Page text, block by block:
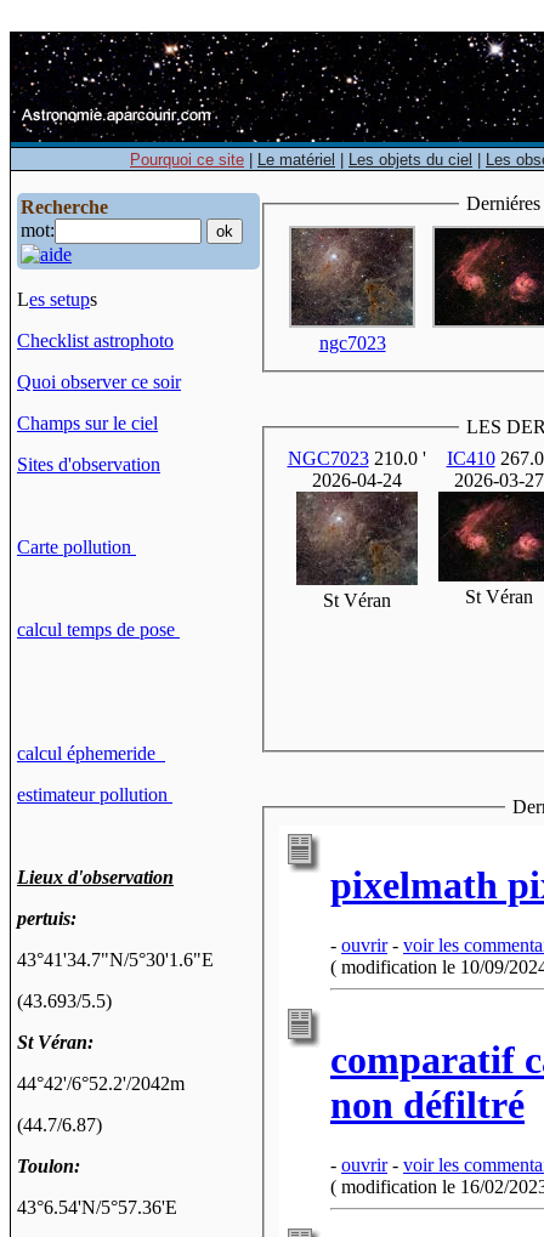
Pourquoi ce site Le matériel Les objets du ciel Les
Recherche
mot:
Les setups
Checklist astrophoto
Quoi observer ce soir
Champs sur le ciel
Sites d'observation
Carte pollution
calcul temps de pose
calcul éphemeride
estimateur pollution
Lieux d'observation
pertuis:
43°41'34.7"N/5°30'1.6"E
(43.693/5.5)
St Véran:
44°42'/6°52.2'/2042m
(44.7/6.87)
Toulon:
43°6.54'N/5°57.36'E
ngc7023
NGC7023210.0 '
2026-04-24
St Véran
IC410
2026-03-27
St Véran
pixelmath
- ouvrir- voir les
( modification le 10/09/
comparatif
non défiltré
- ouvrir- voir les
( modification le 16/02/